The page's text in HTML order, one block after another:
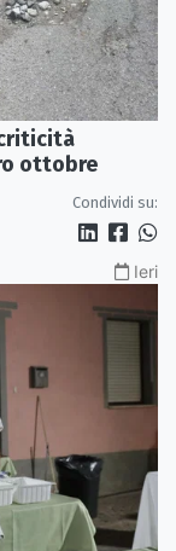
ottobre
Condividi su:
Ieri